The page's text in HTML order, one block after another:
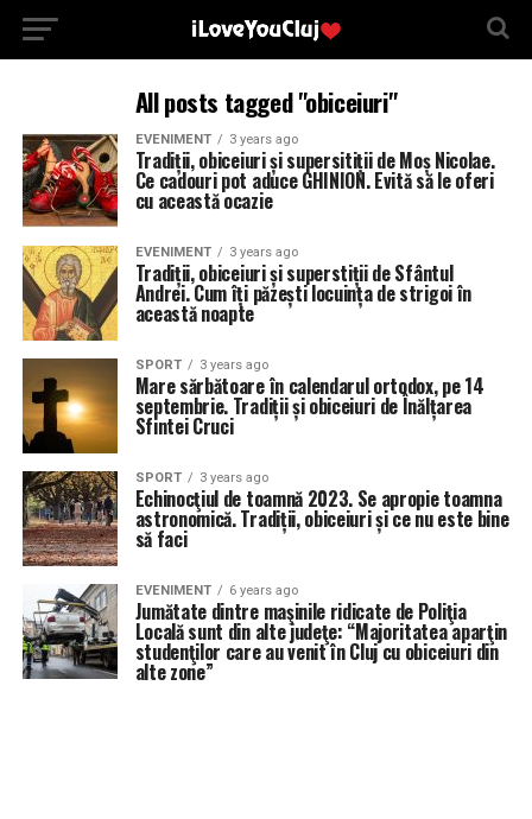
All posts tagged "obiceiuri"
EVENIMENT 3 years ago
Tradiții, obiceiuri și supersitiții de Moș Nicolae.
Ce cadouri pot aduce GHINION. Evită să le oferi
cu această ocazie
EVENIMENT 3 years ago
Tradiții, obiceiuri și superstiții de Sfântul
Andrei. Cum îți păzești locuința de strigoi în
această noapte
SPORT 3 years ago
Mare sărbătoare în calendarul ortodox, pe 14
septembrie. Tradiții și obiceiuri de Înălțarea
Sfintei Cruci
SPORT 3 years ago
Echinocţiul de toamnă 2023. Se apropie toamna
astronomică. Tradiții, obiceiuri și ce nu este bine
să faci
EVENIMENT 6 years ago
Jumătate dintre maşinile ridicate de Poliţia
Locală sunt din alte judeţe: “Majoritatea aparţin
studenţilor care au venit în Cluj cu obiceiuri din
alte zone”